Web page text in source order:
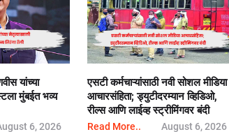
यांच्या
मुंबईत भव्य
6, 2026
एसटी कर्मचाऱ्यांसाठी नवी सोशल मीडिया
आचारसंहिता; ड्युटीदरम्यान व्हिडिओ,
रील्स आणि लाईव्ह स्ट्रीमिंगवर बंदी
Read More.. August 6, 2026